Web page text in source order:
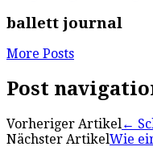
ballett journal
More Posts
Post
Vorheriger Artikel←
Nächster ArtikelWie